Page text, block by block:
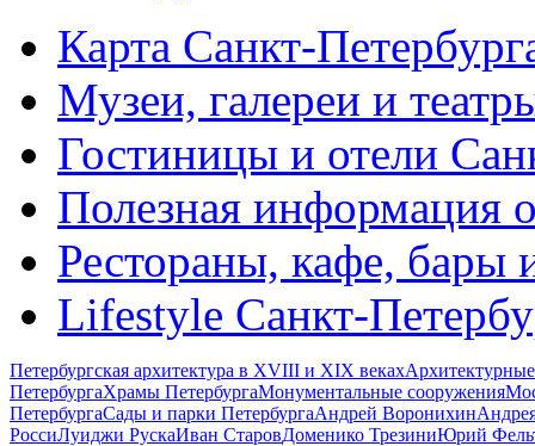
Карта Санкт-
Музеи, галереи и
Гостиницы и отели
Полезная информация
Рестораны, кафе, бары
Lifestyle Санкт-
Петербургская архитектура в XVIII и XIX веках
ПетербургаХрамы ПетербургаМонументальные сооружения
ПетербургаСады и парки ПетербургаАндрей Воронихин
РоссиЛуиджи РускаИван СтаровДоменико ТрезиниЮрий